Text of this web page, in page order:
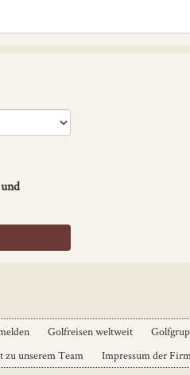
Golfreisen weltweit
zu unserem Team Impressum der